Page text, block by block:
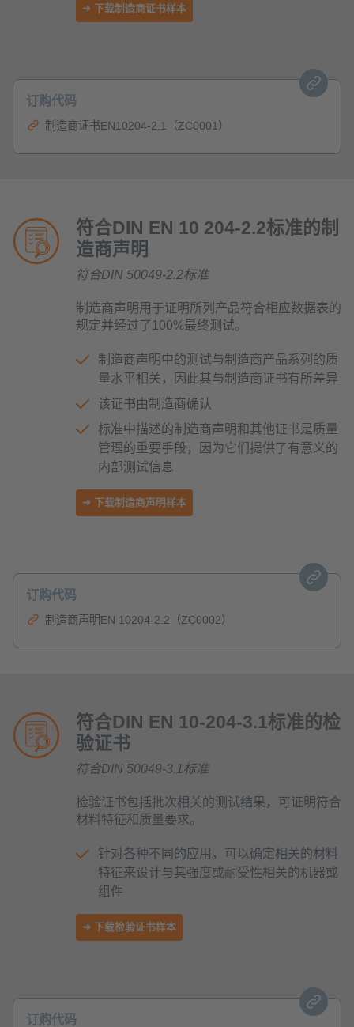
➜ 下载制造商证书样本
订购代码
制造商证书EN10204-2.1（ZC0001）
符合DIN EN 10 204-2.2标准的制
造商声明
符合DIN 50049-2.2标准
制造商声明用于证明所列产品符合相应数据表的
规定并经过了100%最终测试。
制造商声明中的测试与制造商产品系列的质
量水平相关，因此其与制造商证书有所差异
该证书由制造商确认
标准中描述的制造商声明和其他证书是质量
管理的重要手段，因为它们提供了有意义的
内部测试信息
➜ 下载制造商声明样本
订购代码
制造商声明EN 10204-2.2（ZC0002）
符合DIN EN 10-204-3.1标准的检
验证书
符合DIN 50049-3.1标准
检验证书包括批次相关的测试结果，可证明符合
材料特征和质量要求。
针对各种不同的应用，可以确定相关的材料
特征来设计与其强度或耐受性相关的机器或
组件
➜ 下载检验证书样本
订购代码